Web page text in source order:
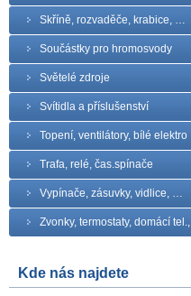
Skříně, rozvaděče, krabice, …
Součástky pro hromosvody
Světelé zdroje
Svítidla a příslušenství
Topení, ventilátory, bílé elektro
Trafa, relé, čas.spínače
Vypínače, zásuvky, vidlice, …
Zvonky, termostaty, domácí tel.,
Kde nás najdete